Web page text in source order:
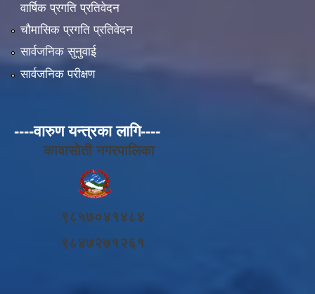
वार्षिक प्रगति प्रतिवेदन
चौमासिक प्रगति प्रतिवेदन
सार्वजनिक सुनुवाई
सार्वजनिक परीक्षण
----वारुण यन्त्रका लागि----
कावासोती नगरपालिका
९८५७०४१४८४
९८४७२७१२६१